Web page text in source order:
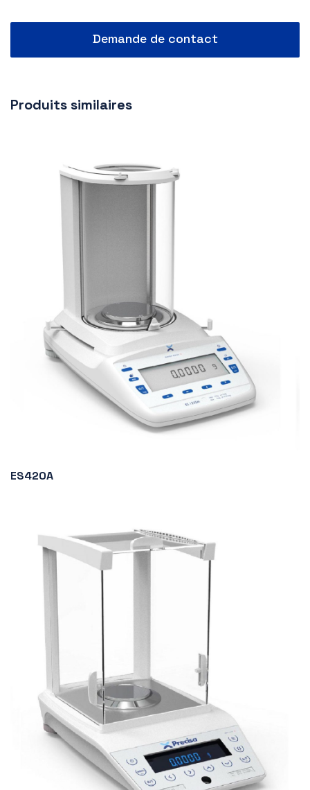
Demande de contact
Produits similaires
ES420A